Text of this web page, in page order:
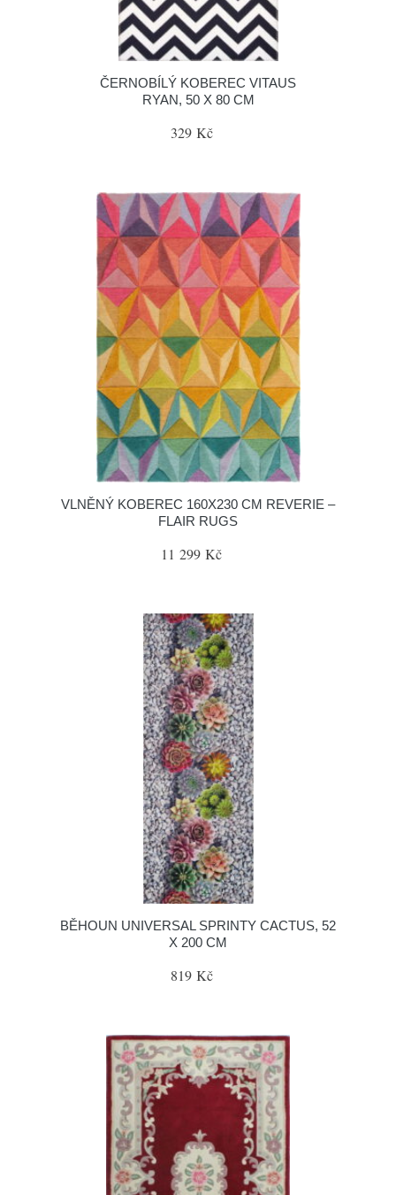
ČERNOBÍLÝ KOBEREC VITAUS
RYAN, 50 X 80 CM
329 Kč
VLNĚNÝ KOBEREC 160X230 CM REVERIE –
FLAIR RUGS
11 299 Kč
BĚHOUN UNIVERSAL SPRINTY CACTUS, 52
X 200 CM
819 Kč